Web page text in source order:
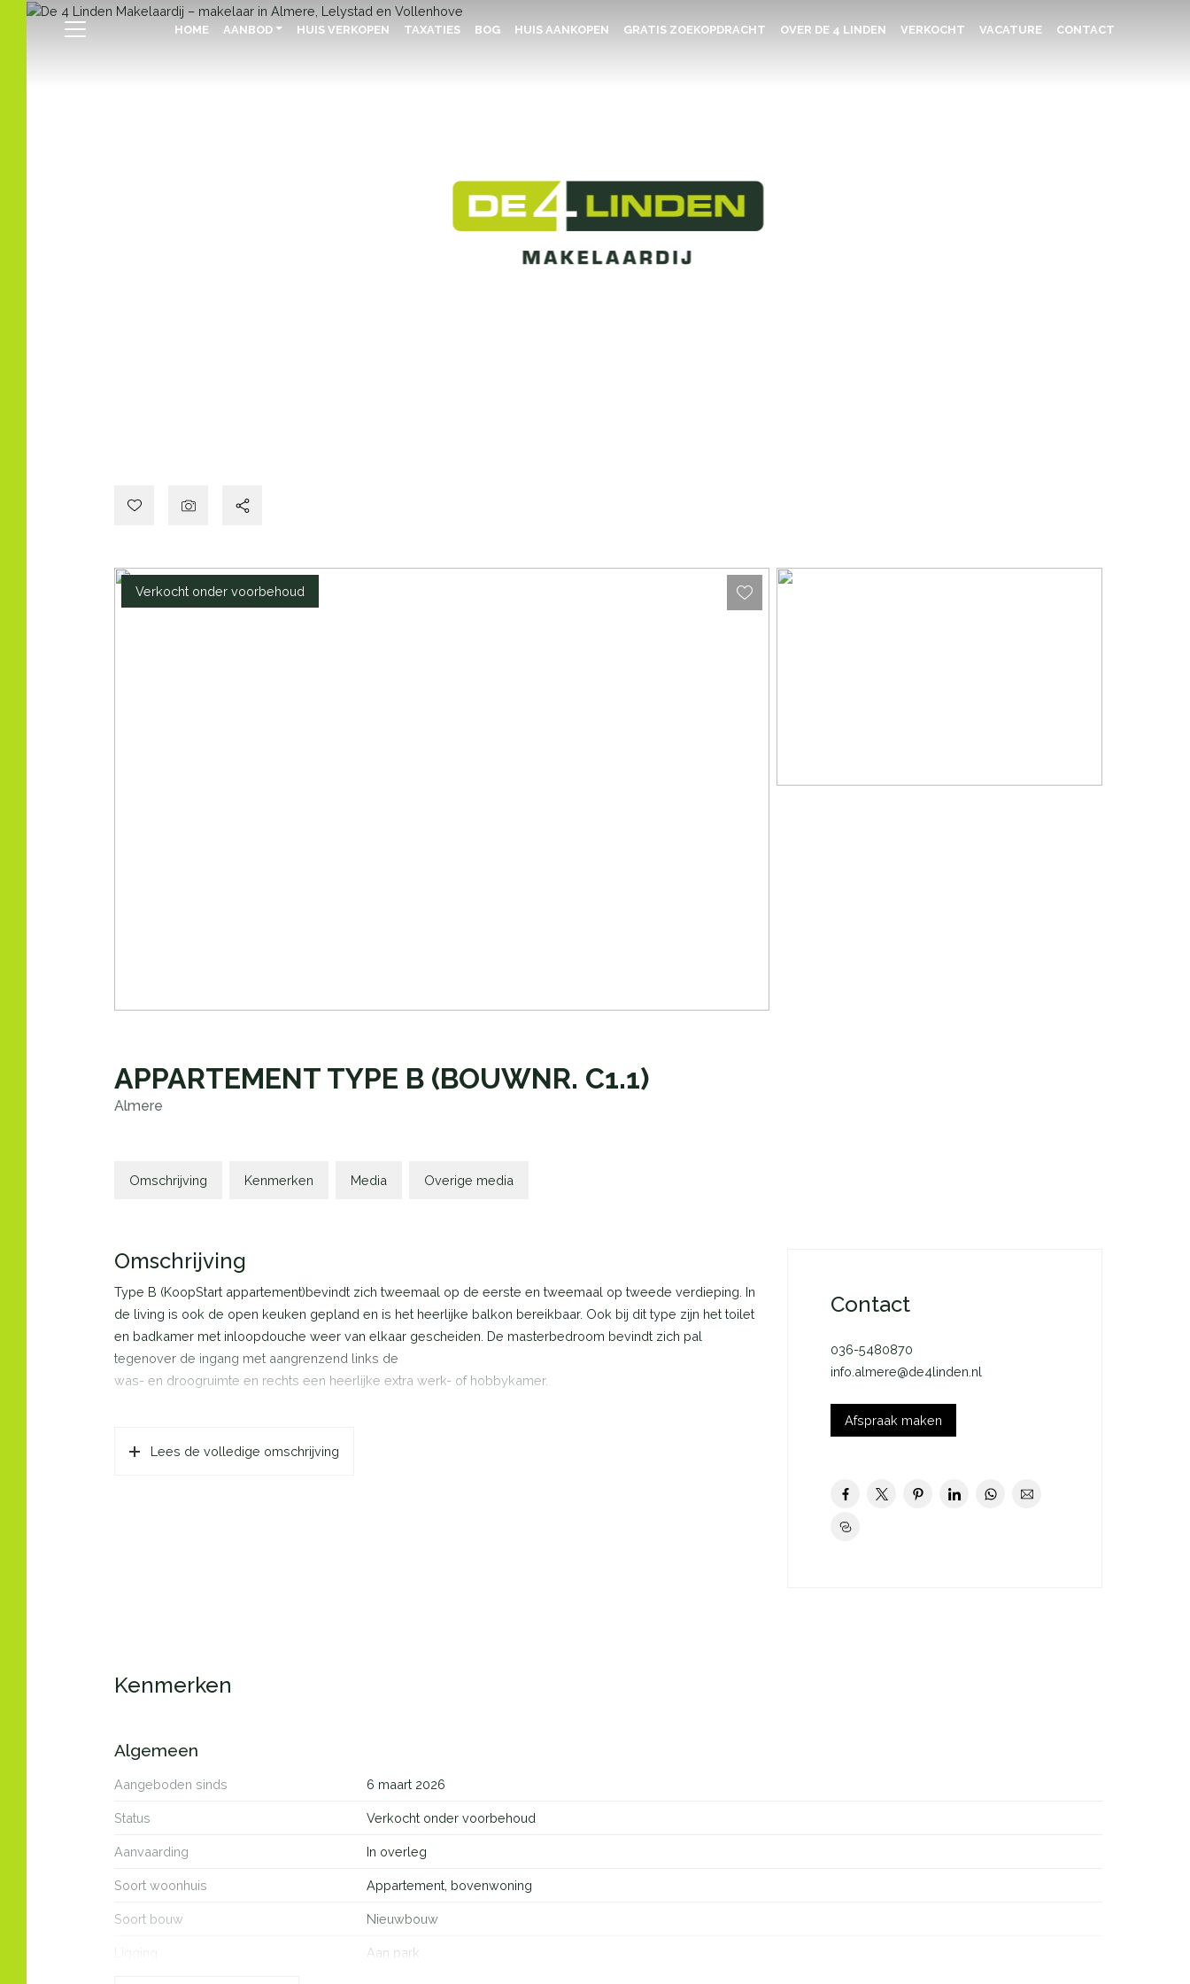
HOME AANBOD HUIS VERKOPEN TAXATIES BOG HUIS AANKOPEN GRATIS ZOEKOPDRACHT OVER DE 4 LINDEN VERKOCHT VACATURE CONTACT
Verkocht onder voorbehoud
APPARTEMENT TYPE B (BOUWNR. C1.1)
Almere
Omschrijving Kenmerken Media Overige media
Omschrijving
Type B (KoopStart appartement)bevindt zich tweemaal op de eerste en tweemaal op tweede verdieping. In
de living is ook de open keuken gepland en is het heerlijke balkon bereikbaar. Ook bij dit type zijn het toilet
en badkamer met inloopdouche weer van elkaar gescheiden. De masterbedroom bevindt zich pal
tegenover de ingang met aangrenzend links de
was- en droogruimte en rechts een heerlijke extra werk- of hobbykamer.
Lees de volledige omschrijving
Contact
036-5480870
info.almere@de4linden.nl
Afspraak maken
Kenmerken
Algemeen
Aangeboden sinds 6 maart 2026
Status Verkocht onder voorbehoud
Aanvaarding In overleg
Soort woonhuis Appartement, bovenwoning
Soort bouw Nieuwbouw
Ligging Aan park